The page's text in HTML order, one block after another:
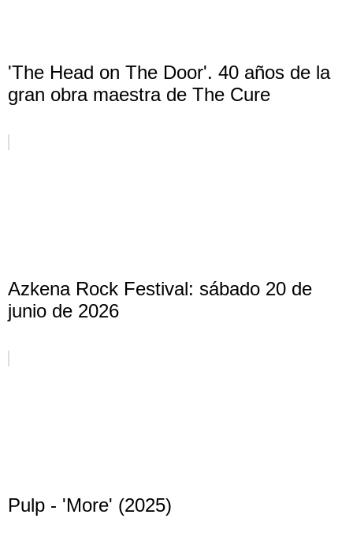
'The Head on The Door'. 40 años de la
gran obra maestra de The Cure
Azkena Rock Festival: sábado 20 de
junio de 2026
Pulp - 'More' (2025)